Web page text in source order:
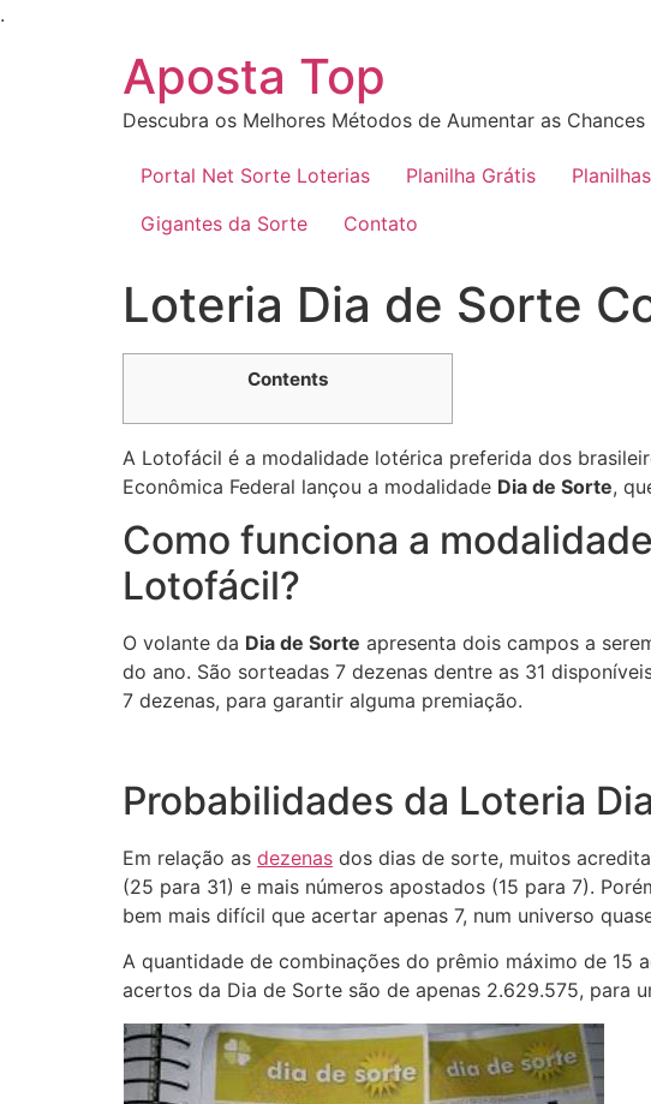
.
Aposta Top
Descubra os Melhores Métodos de Aumentar as
Portal Net Sorte Loterias Planilha Grátis
Gigantes da Sorte
Contato
Loteria Dia de Sorte
Contents
A Lotofácil é a modalidade lotérica preferida dos
Econômica Federal lançou a modalidade Dia de Sorte,
Como funciona a modalidade
Lotofácil?
O volante da Dia de Sorte apresenta dois campos a
do ano. São sorteadas 7 dezenas dentre as 31
7 dezenas, para garantir alguma premiação.
Probabilidades da Loteria
Em relação as dezenas dos dias de sorte, muitos
(25 para 31) e mais números apostados (15 para 7).
bem mais difícil que acertar apenas 7, num universo
A quantidade de combinações do prêmio máximo de
acertos da Dia de Sorte são de apenas 2.629.575, para